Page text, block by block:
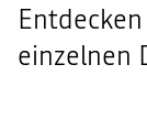
einzelnen